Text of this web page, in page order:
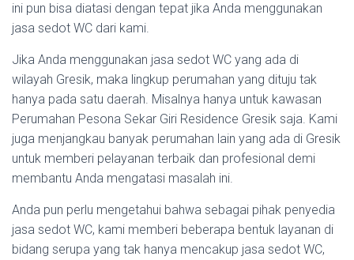
ini pun bisa diatasi dengan tepat jika Anda menggunakan
jasa sedot WC dari kami.
Jika Anda menggunakan jasa sedot WC yang ada di
wilayah Gresik, maka lingkup perumahan yang dituju tak
hanya pada satu daerah. Misalnya hanya untuk kawasan
Perumahan Pesona Sekar Giri Residence Gresik saja. Kami
juga menjangkau banyak perumahan lain yang ada di Gresik
untuk memberi pelayanan terbaik dan profesional demi
membantu Anda mengatasi masalah ini.
Anda pun perlu mengetahui bahwa sebagai pihak penyedia
jasa sedot WC, kami memberi beberapa bentuk layanan di
bidang serupa yang tak hanya mencakup jasa sedot WC,